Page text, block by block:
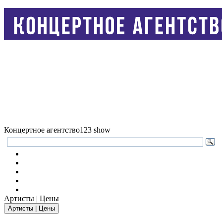
Концертное агентство123 show
Артисты | Цены
Артисты | Цены